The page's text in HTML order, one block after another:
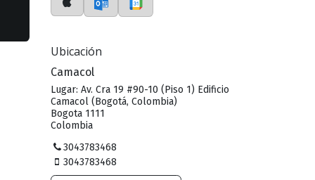
Ubicación
Camacol
Lugar: Av. Cra 19 #90-10 (Piso 1) Edificio
Camacol (Bogotá, Colombia)
Bogota 1111
Colombia
3043783468
3043783468